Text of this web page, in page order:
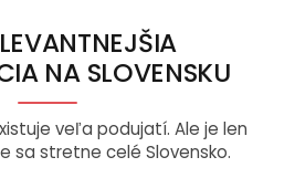
NA SLOVENSKU
veľa podujatí. Ale je len
sa stretne celé Slovensko.